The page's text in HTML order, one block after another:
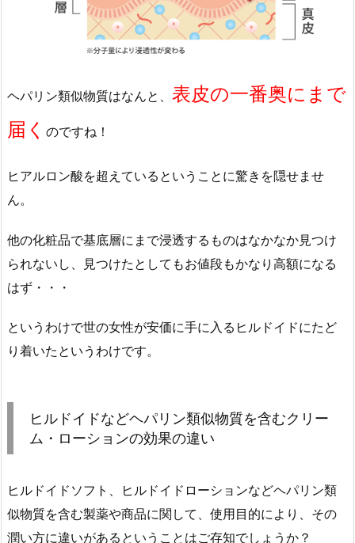
ヘパリン類似物質はなんと、 表皮の一番奥にまで
届く のですね！
ヒアルロン酸を超えているということに驚きを隠せませ
ん。
他の化粧品で基底層にまで浸透するものはなかなか見つけ
られないし、見つけたとしてもお値段もかなり高額になる
はず・・・
というわけで世の女性が安価に手に入るヒルドイドにたど
り着いたというわけです。
ヒルドイドなどヘパリン類似物質を含むクリー
ム・ローションの効果の違い
ヒルドイドソフト、ヒルドイドローションなどヘパリン類
似物質を含む製薬や商品に関して、使用目的により、その
潤い方に違いがあるということはご存知でしょうか？